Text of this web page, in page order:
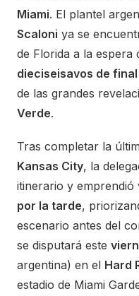
Miami. El plantel
Scaloni ya se
de Florida a la
dieciseisavos de
de las grandes
Verde.
Tras completar la
Kansas City, la
itinerario y emprendió
por la tarde,
escenario antes del
se disputará este
argentina) en el Hard
estadio de Miami